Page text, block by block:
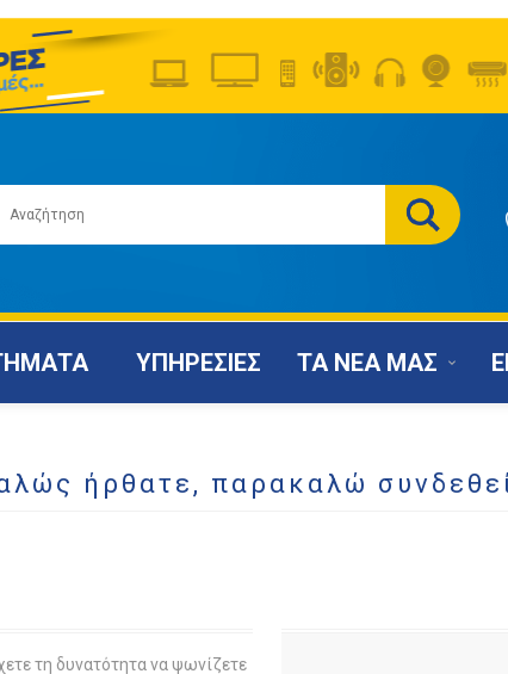
ΥΠΗΡΕΣΙΕΣ ΤΑ ΝΕΑ ΜΑΣ
ήρθατε, παρακαλώ
τη δυνατότητα να ψωνίζετε